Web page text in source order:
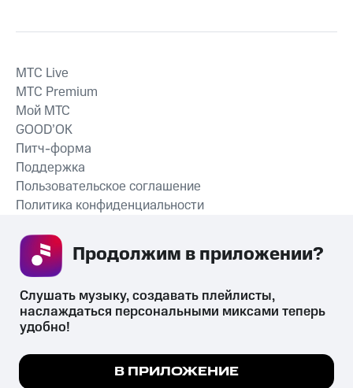
СКАЧАТЬ ПРИЛОЖЕНИЕ
MTС Live
MTС Premium
Мой МТС
GOOD’OK
Питч-форма
Поддержка
Пользовательское соглашение
Политика конфиденциальности
психотропных веществ, их аналогов причиняет вред здоровью,
их незаконный оборот запрещён и влечёт установленную
Мы используем куки, чтобы на сайте все
Подробнее
Слушать музыку, создавать плейлисты,
наслаждаться персональными миксами теперь
удобно!
В ПРИЛОЖЕНИЕ